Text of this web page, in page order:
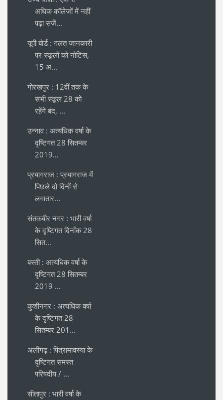
अधिक कॉलेजों में नहीं
पढ़ा सजें...
यूपी बोर्ड : गलत जानकारी
पर स्कूलों को नोटिस,
15 अ...
गोरखपुर : 12वीं तक के
सभी स्कूल 28 को
रहेंगे बंद, ...
उन्नाव : अत्यधिक वर्षा के
दृष्टिगत 28 सितम्बर
2019...
प्रयागराज : प्रयागराज में
पिछले दो दिनों से
लगातार...
संतकबीर नगर : भारी वर्षा
के दृष्टिगत दिनाँक 28
सित...
बस्ती : अत्यधिक वर्षा के
दृष्टिगत 28 सितम्बर
2019 ...
कुशीनगर : अत्यधिक वर्षा
के दृष्टिगत 28
सितम्बर 201...
अलीगढ़ : पित्रामावस्या के
दृष्टिगत समस्त
परिषदीय / ...
सीतापुर : भारी वर्षा के